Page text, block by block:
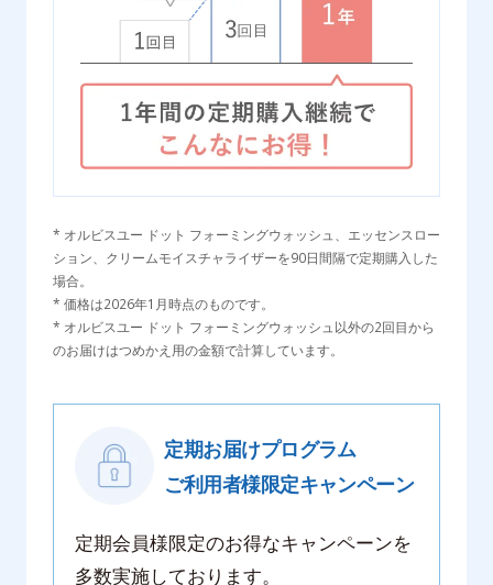
* オルビスユー ドット フォーミングウォッシュ、エッセンスロー
ション、クリームモイスチャライザーを90日間隔で定期購入した
場合。
* 価格は2026年1月時点のものです。
* オルビスユー ドット フォーミングウォッシュ以外の2回目から
のお届けはつめかえ用の金額で計算しています。
定期お届けプログラム
ご利用者様限定キャンペーン
定期会員様限定のお得なキャンペーンを
多数実施しております。